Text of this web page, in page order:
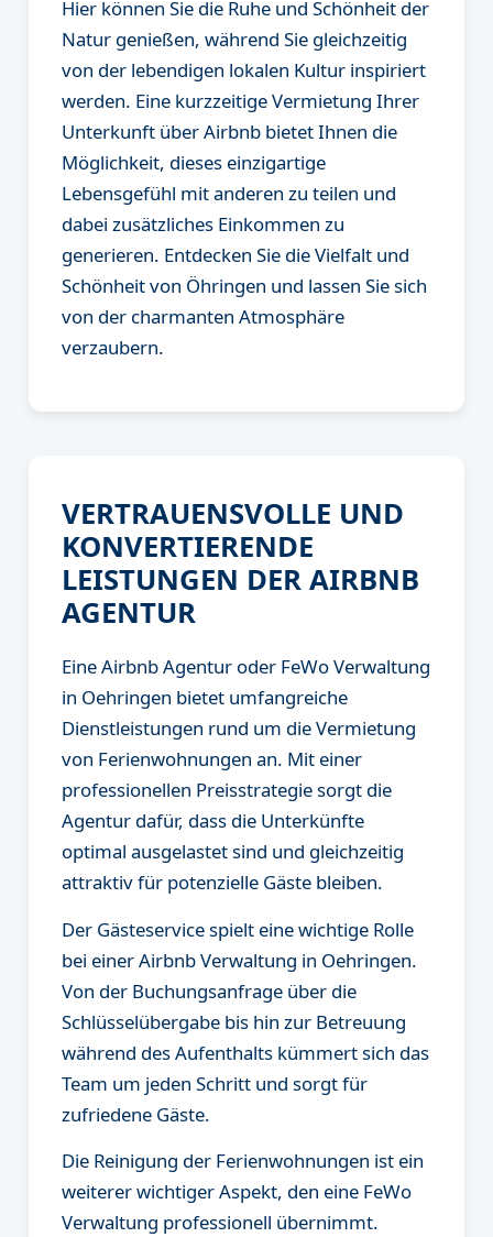
Hier können Sie die Ruhe und Schönheit der
Natur genießen, während Sie gleichzeitig
von der lebendigen lokalen Kultur inspiriert
werden. Eine kurzzeitige Vermietung Ihrer
Unterkunft über Airbnb bietet Ihnen die
Möglichkeit, dieses einzigartige
Lebensgefühl mit anderen zu teilen und
dabei zusätzliches Einkommen zu
generieren. Entdecken Sie die Vielfalt und
Schönheit von Öhringen und lassen Sie sich
von der charmanten Atmosphäre
verzaubern.
VERTRAUENSVOLLE UND
KONVERTIERENDE
LEISTUNGEN DER AIRBNB
AGENTUR
Eine Airbnb Agentur oder FeWo Verwaltung
in Oehringen bietet umfangreiche
Dienstleistungen rund um die Vermietung
von Ferienwohnungen an. Mit einer
professionellen Preisstrategie sorgt die
Agentur dafür, dass die Unterkünfte
optimal ausgelastet sind und gleichzeitig
attraktiv für potenzielle Gäste bleiben.
Der Gästeservice spielt eine wichtige Rolle
bei einer Airbnb Verwaltung in Oehringen.
Von der Buchungsanfrage über die
Schlüsselübergabe bis hin zur Betreuung
während des Aufenthalts kümmert sich das
Team um jeden Schritt und sorgt für
zufriedene Gäste.
Die Reinigung der Ferienwohnungen ist ein
weiterer wichtiger Aspekt, den eine FeWo
Verwaltung professionell übernimmt.